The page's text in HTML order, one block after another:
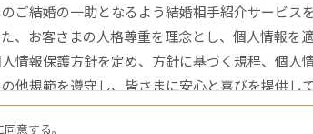
ご結婚の一助となるよう結婚相手紹介サービスを
、お客さまの人格尊重を理念とし、個人情報を
情報保護方針を定め、方針に基づく規程、個人
他規範を遵守し、皆さまに安心と喜びを提供し
意する。